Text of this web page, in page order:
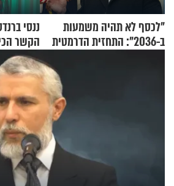
"לכסף לא תהיה משמעות
ב-2036": התחזית הדרמטית
הקשר
החרדית"